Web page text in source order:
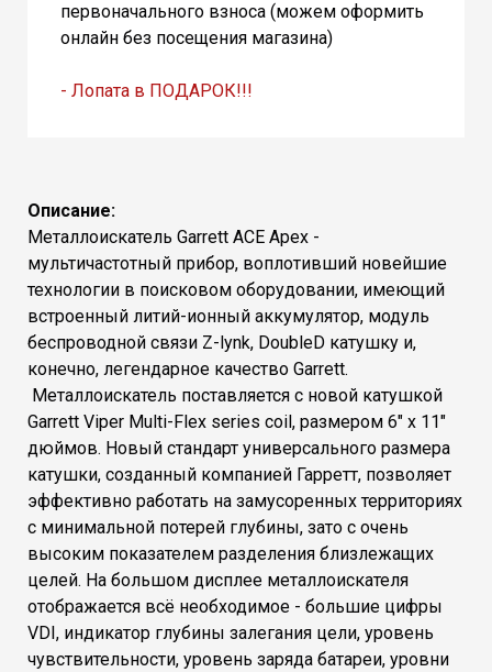
первоначального взноса (можем оформить
онлайн без посещения магазина)
- Лопата в ПОДАРОК!!!
Описание:
Металлоискатель Garrett ACE Apex -
мультичастотный прибор, воплотивший новейшие
технологии в поисковом оборудовании, имеющий
встроенный литий-ионный аккумулятор, модуль
беcпроводной связи Z-lynk, DoubleD катушку и,
конечно, легендарное качество Garrett.
Металлоискатель поставляется с новой катушкой
Garrett Viper Multi-Flex series coil, размером 6" х 11"
дюймов. Новый стандарт универсального размера
катушки, созданный компанией Гарретт, позволяет
эффективно работать на замусоренных территориях
с минимальной потерей глубины, зато с очень
высоким показателем разделения близлежащих
целей. На большом дисплее металлоискателя
отображается всё необходимое - большие цифры
VDI, индикатор глубины залегания цели, уровень
чувствительности, уровень заряда батареи, уровни